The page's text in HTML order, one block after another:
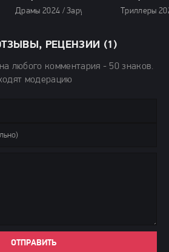
фильмы 2024 / Новинки кино 2024 /
Драмы 2024 / Зарубежные фильмы 2024
Триллеры
РЕЦЕНЗИИ (1)
любого комментария - 50 знаков.
модерацию
ОТПРАВИТЬ